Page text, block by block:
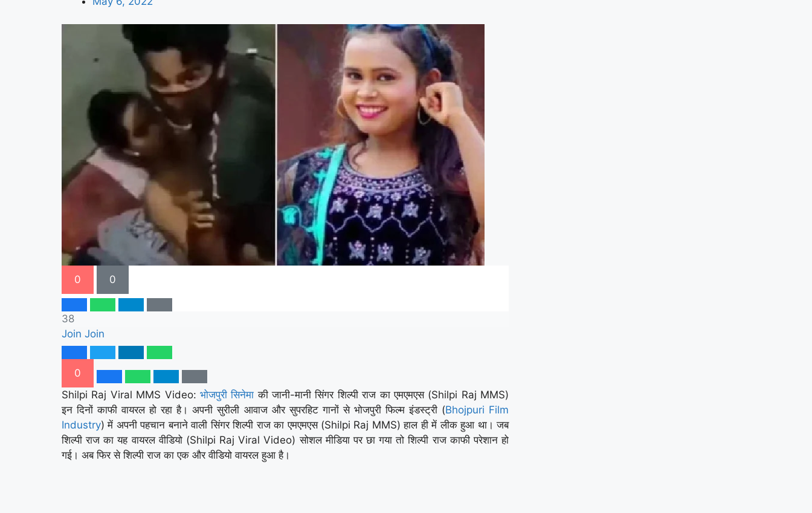
0 0
38
Join Join
0
Shilpi Raj Viral MMS Video: भोजपुरी सिनेमा की जानी-मानी सिंगर शिल्पी राज का एमएमएस (Shilpi Raj MMS)
इन दिनों काफी वायरल हो रहा है। अपनी सुरीली आवाज और सुपरहिट गानों से भोजपुरी फिल्म इंडस्ट्री (Bhojpuri Film
Industry) में अपनी पहचान बनाने वाली सिंगर शिल्पी राज का एमएमएस (Shilpi Raj MMS) हाल ही में लीक हुआ था। जब
शिल्पी राज का यह वायरल वीडियो (Shilpi Raj Viral Video) सोशल मीडिया पर छा गया तो शिल्पी राज काफी परेशान हो
गई। अब फिर से शिल्पी राज का एक और वीडियो वायरल हुआ है।